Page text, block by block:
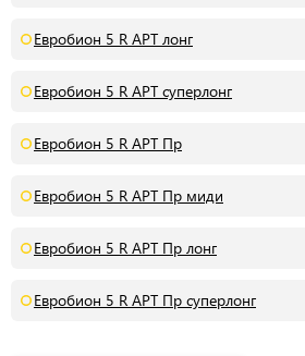
Евробион 5 R АРТ лонг
Евробион 5 R АРТ суперлонг
Евробион 5 R АРТ Пр
Евробион 5 R АРТ Пр миди
Евробион 5 R АРТ Пр лонг
Евробион 5 R АРТ Пр суперлонг